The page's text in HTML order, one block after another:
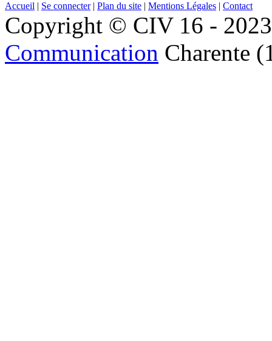
Accueil | Se connecter| Plan du site | Mentions Légales | Contact
Copyright © CIV 16 -
Communication Charente